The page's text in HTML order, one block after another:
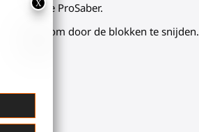
van de ProSaber.
draaien om door de blokken te snijden.